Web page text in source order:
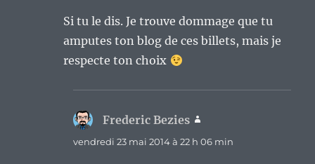
Si tu le dis. Je trouve dommage que tu
amputes ton blog de ces billets, mais je
respecte ton choix
Frederic Bezies
vendredi 23 mai 2014 à 22 h 06 min